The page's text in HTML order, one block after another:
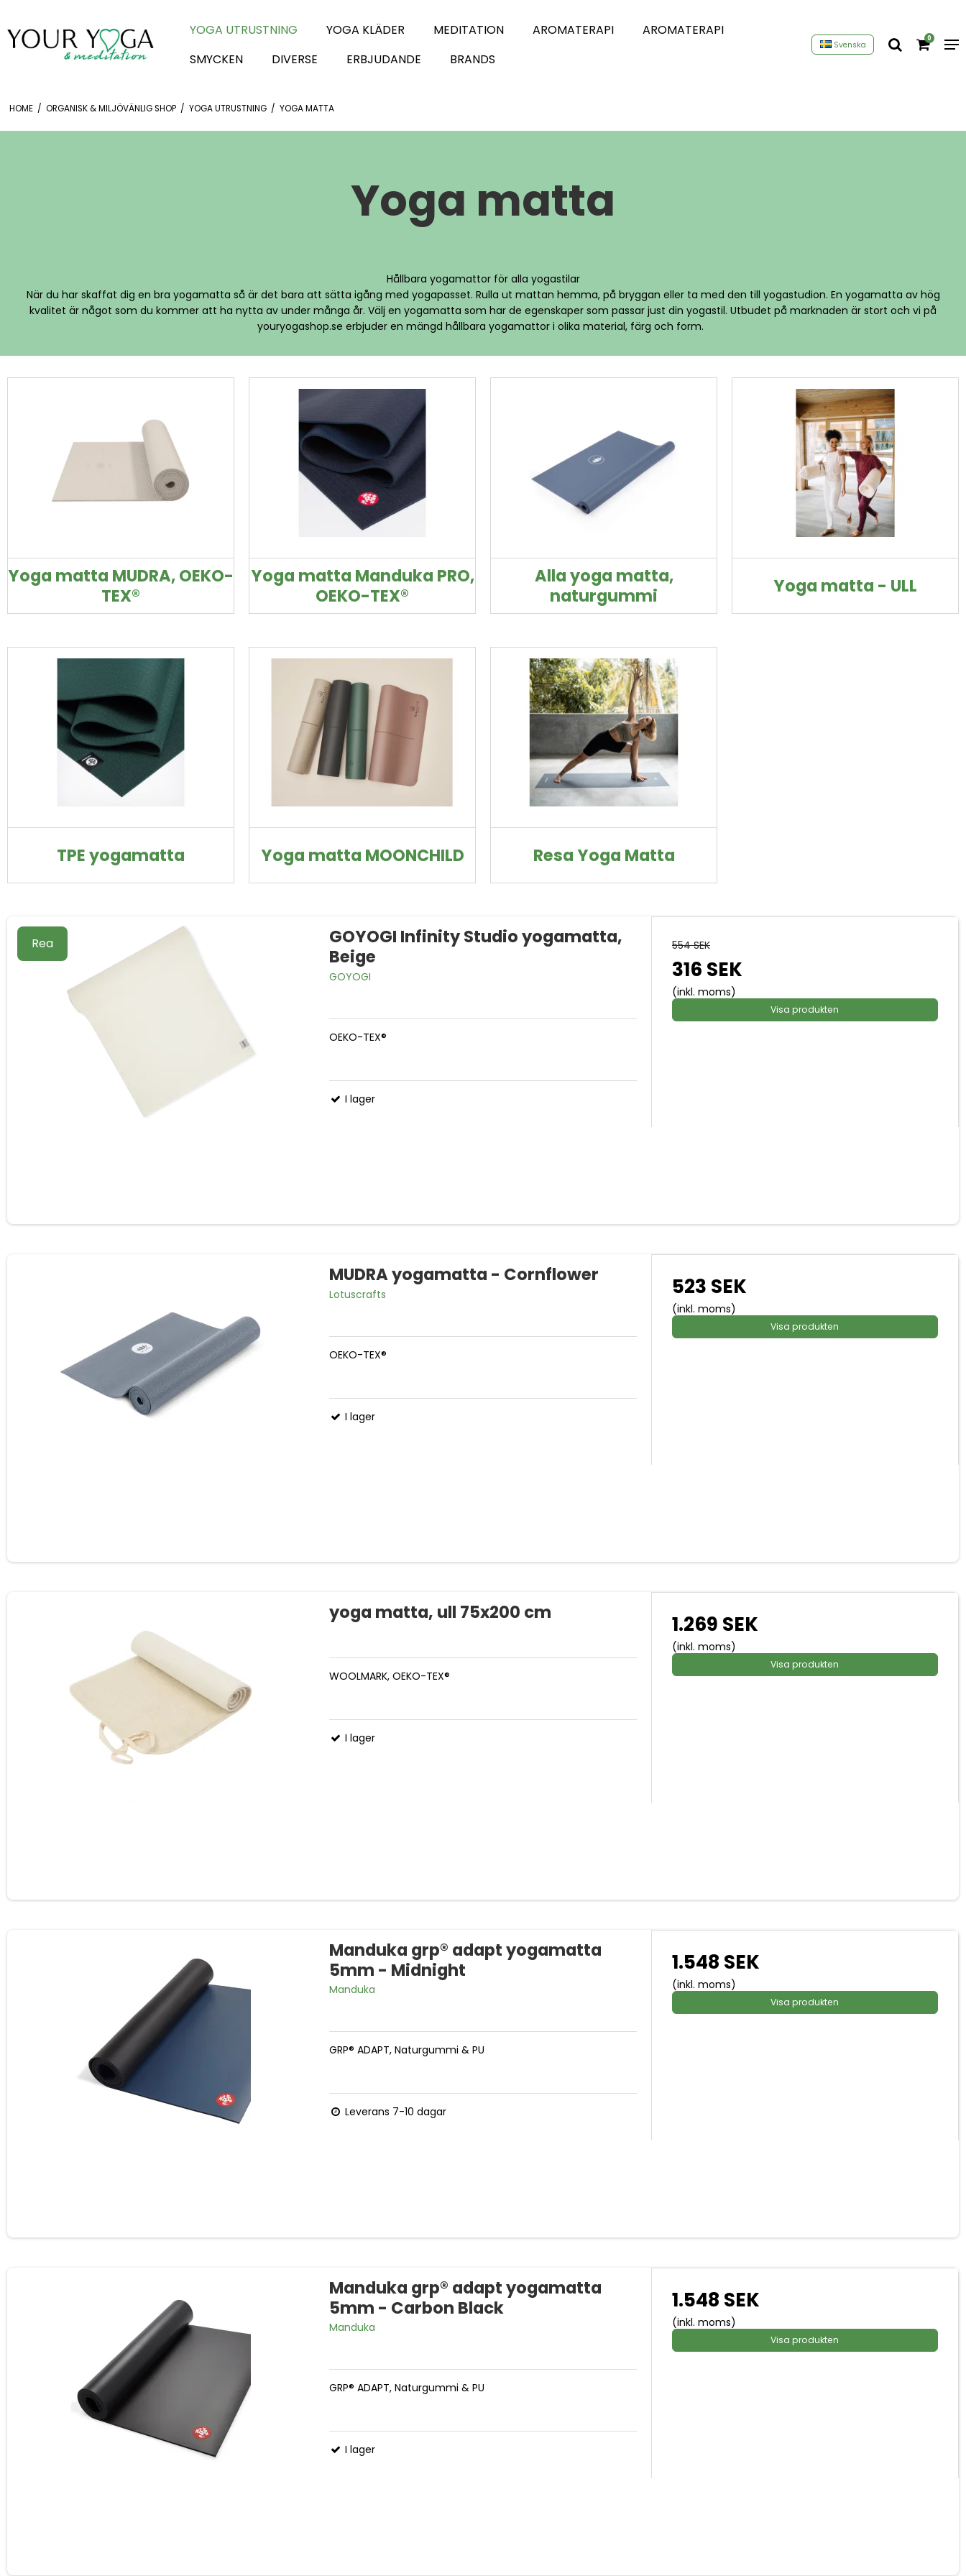
YOGA UTRUSTNING YOGA KLÄDER MEDITATION AROMATERAPI
AROMATERAPI
SMYCKEN
DIVERSE ERBJUDANDE BRANDS
Svenska
0
HOME / ORGANISK & MILJÖVÄNLIG SHOP / YOGA UTRUSTNING / YOGA MATTA
Yoga matta
Hållbara yogamattor för alla yogastilar
När du har skaffat dig en bra yogamatta så är det bara att sätta igång med yogapasset. Rulla ut mattan hemma, på bryggan eller ta med den till yogastudion. En yogamatta av hög
kvalitet är något som du kommer att ha nytta av under många år. Välj en yogamatta som har de egenskaper som passar just din yogastil. Utbudet på marknaden är stort och vi på
youryogashop.se erbjuder en mängd hållbara yogamattor i olika material, färg och form.
Yoga matta MUDRA, OEKO-
TEX®
Yoga matta Manduka PRO,
OEKO-TEX®️
Alla yoga matta,
naturgummi
Yoga matta - ULL
TPE yogamatta Yoga matta MOONCHILD Resa Yoga Matta
Rea
GOYOGI Infinity Studio yogamatta,
Beige
GOYOGI
OEKO-TEX®
I lager
554 SEK
316 SEK
(inkl. moms)
Visa produkten
MUDRA yogamatta - Cornflower
Lotuscrafts
OEKO-TEX®
I lager
523 SEK
(inkl. moms)
Visa produkten
yoga matta, ull 75x200 cm
WOOLMARK, OEKO-TEX®
I lager
1.269 SEK
(inkl. moms)
Visa produkten
Manduka grp® adapt yogamatta
5mm - Midnight
Manduka
GRP® ADAPT, Naturgummi & PU
Leverans 7-10 dagar
1.548 SEK
(inkl. moms)
Visa produkten
Manduka grp® adapt yogamatta
5mm - Carbon Black
Manduka
GRP® ADAPT, Naturgummi & PU
I lager
1.548 SEK
(inkl. moms)
Visa produkten